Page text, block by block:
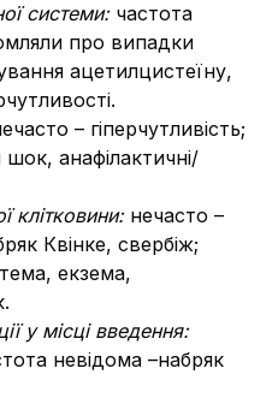
системи: частота
про випадки
ацетилцистеїну,
– гіперчутливість;
шок, анафілактичні/
клітковини: нечасто –
Квінке, свербіж;
екзема,
у місці введення:
невідома –набряк